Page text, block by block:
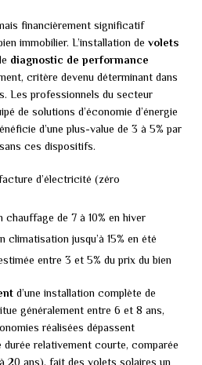
financièrement significatif
immobilier. L’installation de volets
diagnostic de performance
critère devenu déterminant dans
Les professionnels du secteur
de solutions d’économie d’énergie
d’une plus-value de 3 à 5% par
ces dispositifs.
d’électricité (zéro
chauffage de 7 à 10% en hiver
climatisation jusqu’à 15% en été
entre 3 et 5% du prix du bien
d’une installation complète de
généralement entre 6 et 8 ans,
réalisées dépassent
durée relativement courte, comparée
20 ans), fait des volets solaires un